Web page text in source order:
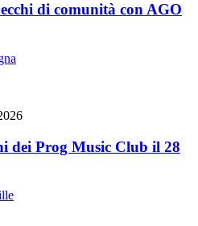
di comunità con AGO
dei Prog Music Club il 28